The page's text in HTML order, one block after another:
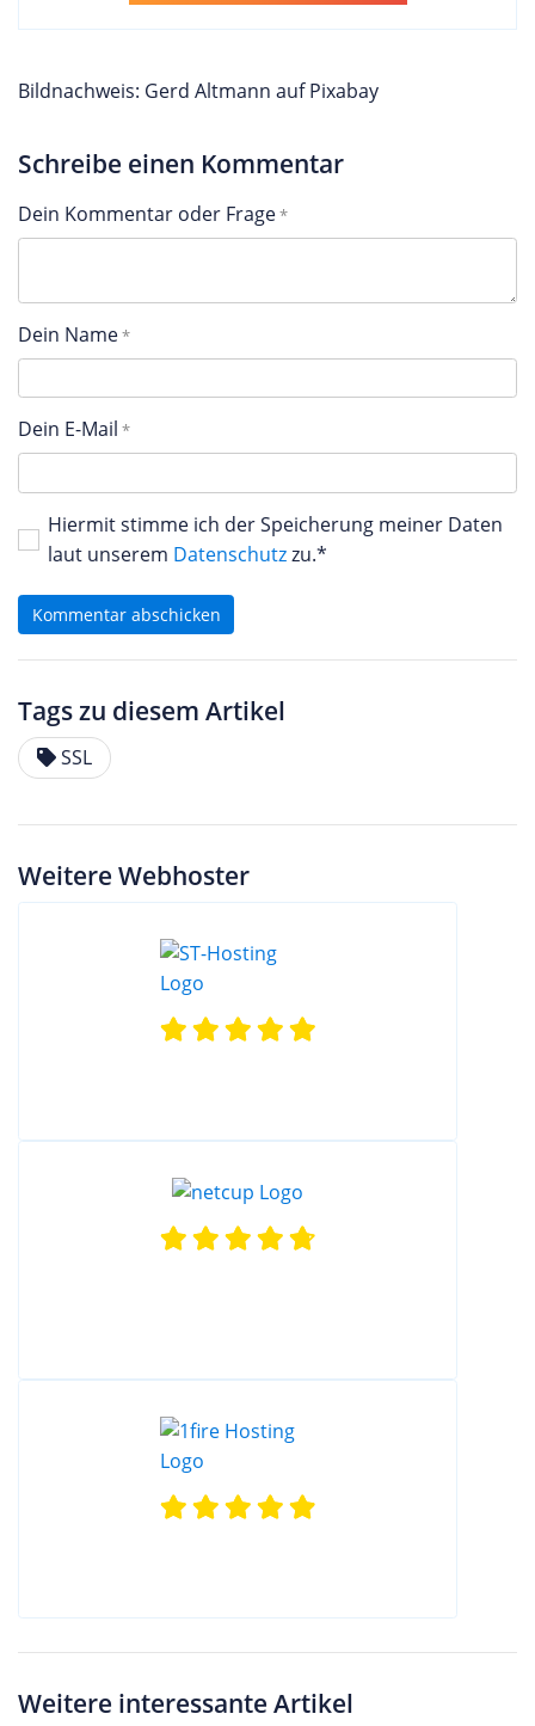
Bildnachweis: Gerd Altmann auf Pixabay
Schreibe einen Kommentar
Dein Kommentar oder Frage
Dein Name
Dein E-Mail
Hiermit stimme ich der Speicherung meiner Daten
laut unserem Datenschutzzu.*
Kommentar abschicken
Tags zu diesem Artikel
SSL
Weitere Webhoster
Weitere interessante Artikel